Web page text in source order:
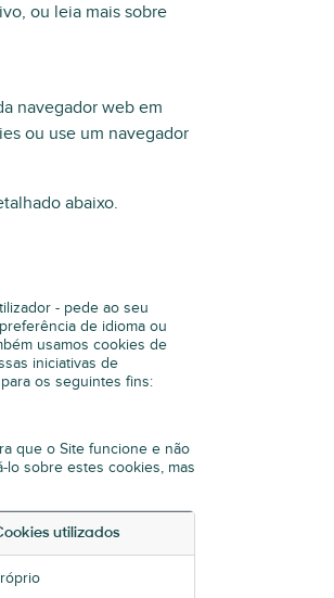
ou leia mais sobre
navegador web em
ou use um navegador
abaixo.
- pede ao seu
de idioma ou
usamos cookies de
iniciativas de
os seguintes fins:
que o Site funcione e não
sobre estes cookies, mas
utilizados